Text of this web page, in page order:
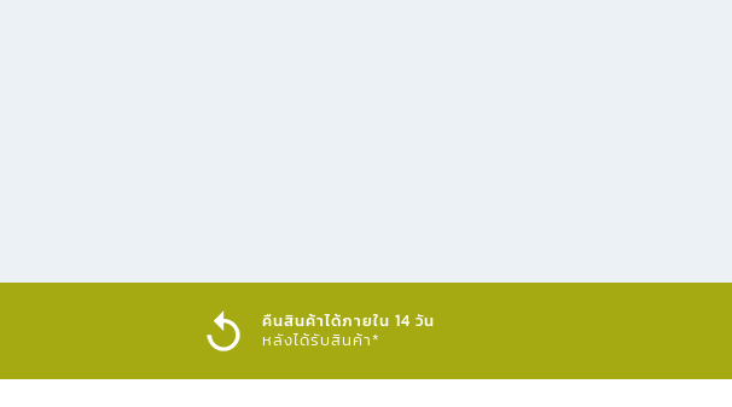
คืนสินค้าได้ภายใน 14 วัน
หลังได้รับสินค้า*